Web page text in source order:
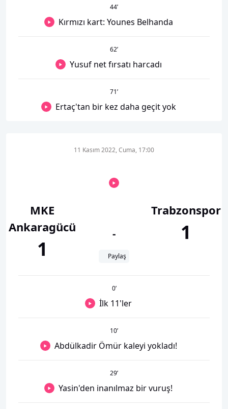
44’
Kırmızı kart: Younes Belhanda
62’
Yusuf net fırsatı harcadı
71’
Ertaç'tan bir kez daha geçit yok
MKE
Ankaragücü
1
11 Kasım 2022, Cuma, 17:00
-
Paylaş
Trabzonspor
1
0’
İlk 11'ler
10’
Abdülkadir Ömür kaleyi yokladı!
29’
Yasin'den inanılmaz bir vuruş!